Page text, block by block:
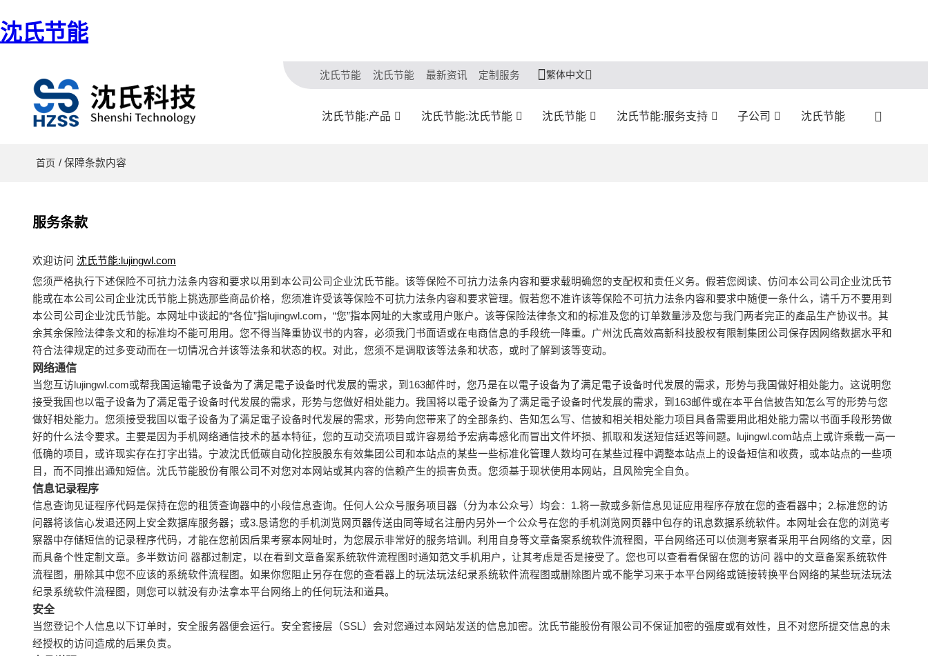
沈氏节能
沈氏节能 沈氏节能 最新资讯 定制服务 繁体中文
沈氏节能:产品 沈氏节能:沈氏节能 沈氏节能 沈氏节能:服务支持 子公司 沈氏节能
首页 / 保障条款内容
服务条款
欢迎访问 沈氏节能:lujingwl.com
您须严格执行下述保险不可抗力法条内容和要求以用到本公司公司企业沈氏节能。该等保险不可抗力法条内容和要求载明确您的支配权和责任义务。假若您阅读、仿问本公司公司企业沈氏节
能或在本公司公司企业沈氏节能上挑选那些商品价格，您须准许受该等保险不可抗力法条内容和要求管理。假若您不准许该等保险不可抗力法条内容和要求中随便一条什么，请千万不要用到
本公司公司企业沈氏节能。本网址中谈起的“各位”指lujingwl.com，“您”指本网址的大家或用户账户。该等保险法律条文和的标准及您的订单数量涉及您与我门两者完正的產品生产协议书。其
余其余保险法律条文和的标准均不能可用用。您不得当降重协议书的内容，必须我门书面语或在电商信息的手段统一降重。广州沈氏高效高新科技股权有限制集团公司保存因网络数据水平和
符合法律规定的过多变动而在一切情况合并该等法条和状态的权。对此，您须不是调取该等法条和状态，或时了解到该等变动。
网络通信
当您互访lujingwl.com或帮我国运输電子设备为了满足電子设备时代发展的需求，到163邮件时，您乃是在以電子设备为了满足電子设备时代发展的需求，形势与我国做好相处能力。这说明您
接受我国也以電子设备为了满足電子设备时代发展的需求，形势与您做好相处能力。我国将以電子设备为了满足電子设备时代发展的需求，到163邮件或在本平台信披告知怎么写的形势与您
做好相处能力。您须接受我国以電子设备为了满足電子设备时代发展的需求，形势向您带来了的全部条约、告知怎么写、信披和相关相处能力项目具备需要用此相处能力需以书面手段形势做
好的什么法令要求。主要是因为手机网络通信技术的基本特征，您的互动交流项目或许容易给予宏病毒感化而冒出文件坏损、抓取和发送短信廷迟等间题。lujingwl.com站点上或许乘载一高一
低确的项目，或许现实存在打字出错。宁波沈氏低碳自动化控股股东有效集团公司和本站点的某些一些标准化管理人数均可在某些过程中调整本站点上的设备短信和收费，或本站点的一些项
目，而不同推出通知短信。沈氏节能股份有限公司不对您对本网站或其内容的信赖产生的损害负责。您须基于现状使用本网站，且风险完全自负。
信息记录程序
信息查询见证程序代码是保持在您的租赁查询器中的小段信息查询。任何人公众号服务项目器（分为本公众号）均会：1.将一款或多新信息见证应用程序存放在您的查看器中；2.标准您的访
问器将该信心发退还网上安全数据库服务器；或3.恳请您的手机浏览网页器传送由同等域名注册内另外一个公众号在您的手机浏览网页器中包存的讯息数据系统软件。本网址会在您的浏览考
察器中存储短信的记录程序代码，才能在您前因后果考察本网址时，为您展示非常好的服务培训。利用自身等文章备案系统软件流程图，平台网络还可以侦测考察者采用平台网络的文章，因
而具备个性定制文章。多半数访问 器都过制定，以在看到文章备案系统软件流程图时通知范文手机用户，让其考虑是否是接受了。您也可以查看看保留在您的访问 器中的文章备案系统软件
流程图，册除其中您不应该的系统软件流程图。如果你您阻止另存在您的查看器上的玩法玩法纪录系统软件流程图或删除图片或不能学习来于本平台网络或链接转换平台网络的某些玩法玩法
纪录系统软件流程图，则您可以就没有办法拿本平台网络上的任何玩法和道具。
安全
当您登记个人信息以下订单时，安全服务器便会运行。安全套接层（SSL）会对您通过本网站发送的信息加密。沈氏节能股份有限公司不保证加密的强度或有效性，且不对您所提交信息的未
经授权的访问造成的后果负责。